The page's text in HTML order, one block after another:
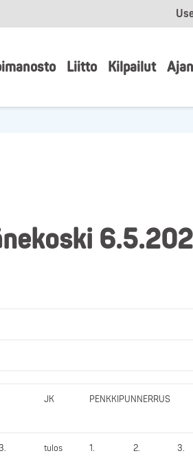
Liitto Kilpailut
JK PENKKIPUNNERRUS
3. tulos 1. 2. 3.